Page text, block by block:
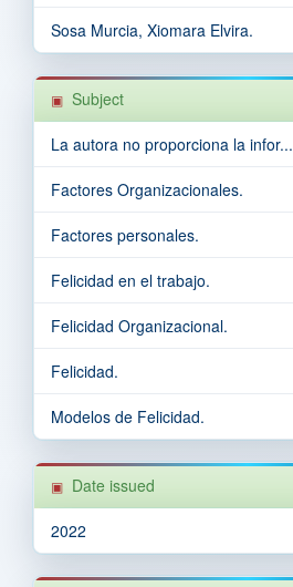
Sosa Murcia, Xiomara Elvira.
Subject
La autora no proporciona la infor...
Factores Organizacionales.
Factores personales.
Felicidad en el trabajo.
Felicidad Organizacional.
Felicidad.
Modelos de Felicidad.
Date issued
2022